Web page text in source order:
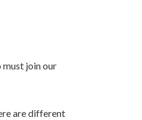
must join our
are different